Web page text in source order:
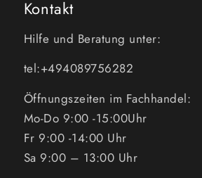
Kontakt
Hilfe und Beratung unter:
tel:+494089756282
Öffnungszeiten im Fachhandel:
Mo-Do 9:00 -15:00Uhr
Fr 9:00 -14:00 Uhr
Sa 9:00 – 13:00 Uhr